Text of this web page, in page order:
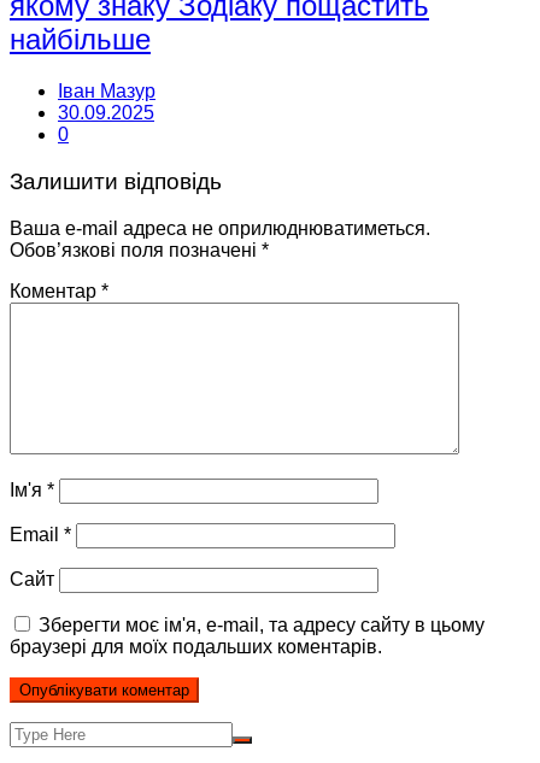
найбільше
Іван Мазур
30.09.2025
0
Залишити відповідь
Ваша e-mail адреса не оприлюднюватиметься.
Обов’язкові поля позначені *
Коментар *
Ім'я *
Email *
Сайт
Зберегти моє ім'я, e-mail, та адресу сайту в цьому
браузері для моїх подальших коментарів.